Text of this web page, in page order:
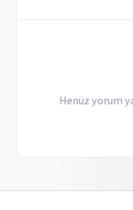
Henüz yorum